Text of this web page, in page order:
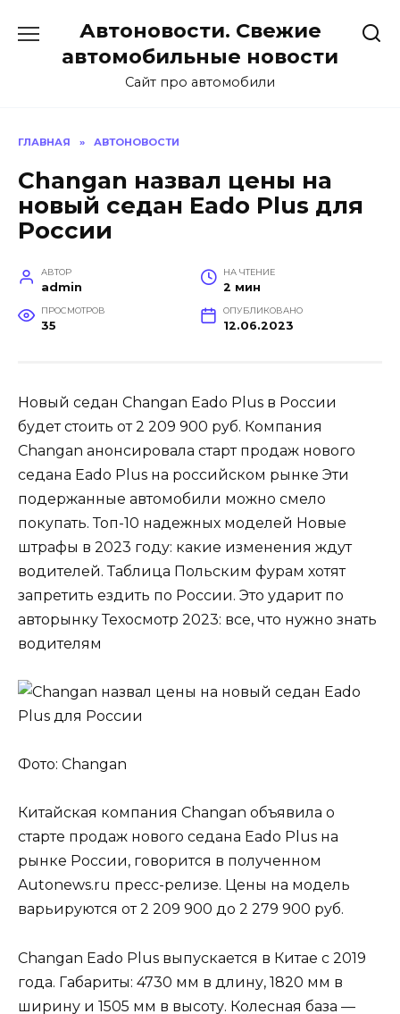
содержанию
Автоновости. Свежие
автомобильные новости
Сайт про автомобили
ГЛАВНАЯ » АВТОНОВОСТИ
Changan назвал цены на
новый седан Eado Plus для
России
АВТОР
admin
НА ЧТЕНИЕ
2 мин
ПРОСМОТРОВ
35
ОПУБЛИКОВАНО
12.06.2023
Новый седан Changan Eado Plus в России
будет стоить от 2 209 900 руб. Компания
Changan анонсировала старт продаж нового
седана Eado Plus на российском рынке Эти
подержанные автомобили можно смело
покупать. Топ-10 надежных моделей Новые
штрафы в 2023 году: какие изменения ждут
водителей. Таблица Польским фурам хотят
запретить ездить по России. Это ударит по
авторынку Техосмотр 2023: все, что нужно знать
водителям
Фото: Changan
Китайская компания Changan объявила о
старте продаж нового седана Eado Plus на
рынке России, говорится в полученном
Autonews.ru пресс-релизе. Цены на модель
варьируются от 2 209 900 до 2 279 900 руб.
Changan Eado Plus выпускается в Китае с 2019
года. Габариты: 4730 мм в длину, 1820 мм в
ширину и 1505 мм в высоту. Колесная база —